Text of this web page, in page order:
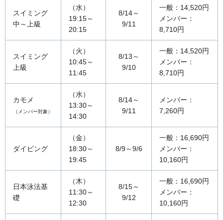
スイミング
中～上級
（水）
19:15～
20:15
8/14～
9/11
一般：14,520円
メンバー：
8,710円
スイミング
上級
（火）
10:45～
11:45
8/13～
9/10
一般：14,520円
メンバー：
8,710円
カモメ
（メンバー対象）
（水）
13:30～
14:30
8/14～
9/11
メンバー：
7,260円
ダイビング
（金）
18:30～
19:45
8/9～9/6
一般：16,690円
メンバー：
10,160円
日本泳法基
礎
（木）
11:30～
12:30
8/15～
9/12
一般：16,690円
メンバー：
10,160円